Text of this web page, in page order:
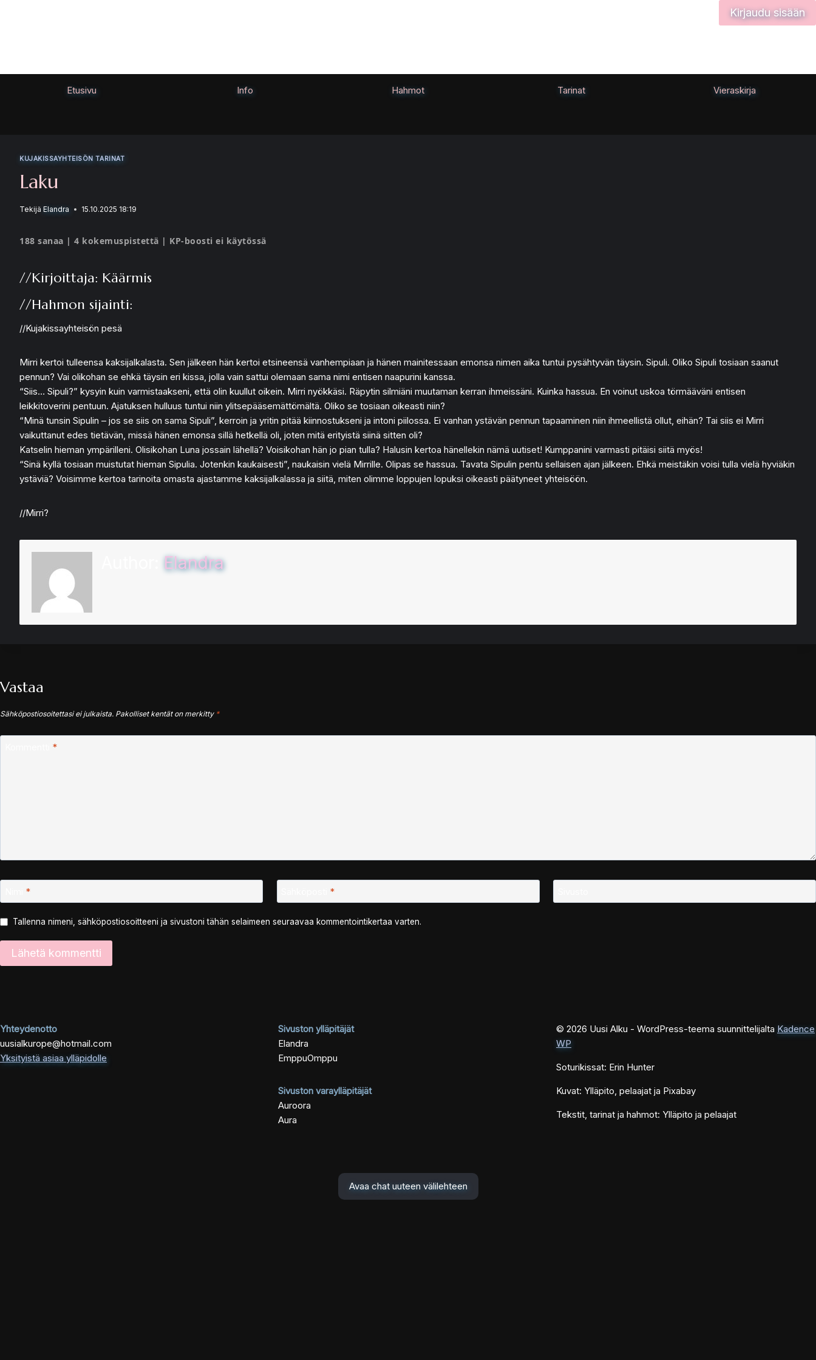
Kirjaudu sisään
Etusivu Info Hahmot Tarinat Vieraskirja
KUJAKISSAYHTEISÖN TARINAT
Laku
Tekijä Elandra 15.10.2025 18:19
188 sanaa | 4 kokemuspistettä | KP-boosti ei käytössä
//Kirjoittaja: Käärmis
//Hahmon sijainti:
//Kujakissayhteisön pesä
Mirri kertoi tulleensa kaksijalkalasta. Sen jälkeen hän kertoi etsineensä vanhempiaan ja hänen mainitessaan emonsa nimen aika tuntui pysähtyvän täysin. Sipuli. Oliko Sipuli tosiaan saanut
pennun? Vai olikohan se ehkä täysin eri kissa, jolla vain sattui olemaan sama nimi entisen naapurini kanssa.
“Siis… Sipuli?” kysyin kuin varmistaakseni, että olin kuullut oikein. Mirri nyökkäsi. Räpytin silmiäni muutaman kerran ihmeissäni. Kuinka hassua. En voinut uskoa törmääväni entisen
leikkitoverini pentuun. Ajatuksen hulluus tuntui niin ylitsepääsemättömältä. Oliko se tosiaan oikeasti niin?
“Minä tunsin Sipulin – jos se siis on sama Sipuli”, kerroin ja yritin pitää kiinnostukseni ja intoni piilossa. Ei vanhan ystävän pennun tapaaminen niin ihmeellistä ollut, eihän? Tai siis ei Mirri
vaikuttanut edes tietävän, missä hänen emonsa sillä hetkellä oli, joten mitä erityistä siinä sitten oli?
Katselin hieman ympärilleni. Olisikohan Luna jossain lähellä? Voisikohan hän jo pian tulla? Halusin kertoa hänellekin nämä uutiset! Kumppanini varmasti pitäisi siitä myös!
“Sinä kyllä tosiaan muistutat hieman Sipulia. Jotenkin kaukaisesti”, naukaisin vielä Mirrille. Olipas se hassua. Tavata Sipulin pentu sellaisen ajan jälkeen. Ehkä meistäkin voisi tulla vielä hyviäkin
ystäviä? Voisimme kertoa tarinoita omasta ajastamme kaksijalkalassa ja siitä, miten olimme loppujen lopuksi oikeasti päätyneet yhteisöön.
//Mirri?
Elandra
Vastaa
Sähköpostiosoitettasi ei julkaista. Pakolliset kentät on merkitty *
*
* *
Tallenna nimeni, sähköpostiosoitteeni ja sivustoni tähän selaimeen seuraavaa kommentointikertaa varten.
Yhteydenotto
uusialkurope@hotmail.com
Yksityistä asiaa ylläpidolle
Sivuston ylläpitäjät
Elandra
EmppuOmppu
Sivuston varaylläpitäjät
Auroora
Aura
© 2026 Uusi Alku - WordPress-teema suunnittelijalta Kadence
WP
Soturikissat: Erin Hunter
Kuvat: Ylläpito, pelaajat ja Pixabay
Tekstit, tarinat ja hahmot: Ylläpito ja pelaajat
Avaa chat uuteen välilehteen